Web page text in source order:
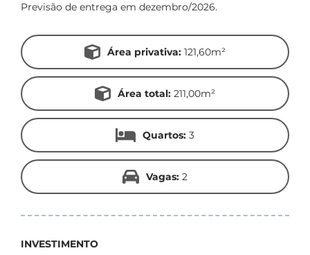
Previsão de entrega em dezembro/2026.
Área privativa: 121,60m²
Área total: 211,00m²
Quartos:3
Vagas:2
INVESTIMENTO